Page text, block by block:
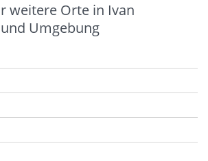
weitere Orte in Ivan
Umgebung